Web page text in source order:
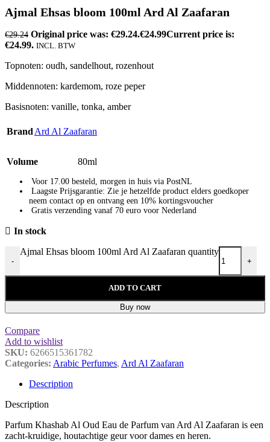
Ajmal Ehsas bloom 100ml Ard Al Zaafaran
€29.24 Original price was: €29.24.€24.99Current price is:
€24.99. INCL. BTW
Topnoten: oudh, sandelhout, rozenhout
Middennoten: kardemom, roze peper
Basisnoten: vanille, tonka, amber
Brand Ard Al Zaafaran
Volume 80ml
Voor 17.00 besteld, morgen in huis via PostNL
Laagste Prijsgarantie: Zie je hetzelfde product elders goedkoper
neem contact op en ontvang een 10% kortingsvoucher
Gratis verzending vanaf 70 euro voor Nederland
In stock
-
Ajmal Ehsas bloom 100ml Ard Al Zaafaran quantity
+
ADD TO CART
Buy now
Compare
Add to wishlist
SKU: 6266515361782
Categories: Arabic Perfumes, Ard Al Zaafaran
Description
Description
Parfum Khashab Al Oud Eau de Parfum van Ard Al Zaafaran is een
zacht-kruidige, houtachtige geur voor dames en heren.